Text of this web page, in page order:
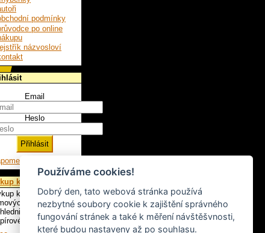
podmínky
po online
názvosloví
Email
Heslo
heslo
knih
knih, LP,
plakátů,
a ostatního
artiklu.
Používáme cookies!
Dobrý den, tato webová stránka používá
nezbytné soubory cookie k zajištění správného
fungování stránek a také k měření návštěšvnosti,
které budou nastaveny až po souhlasu.